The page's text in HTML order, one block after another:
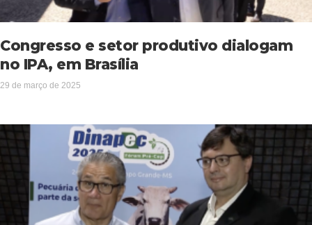
Congresso e setor produtivo dialogam
no IPA, em Brasília
29 de março de 2025